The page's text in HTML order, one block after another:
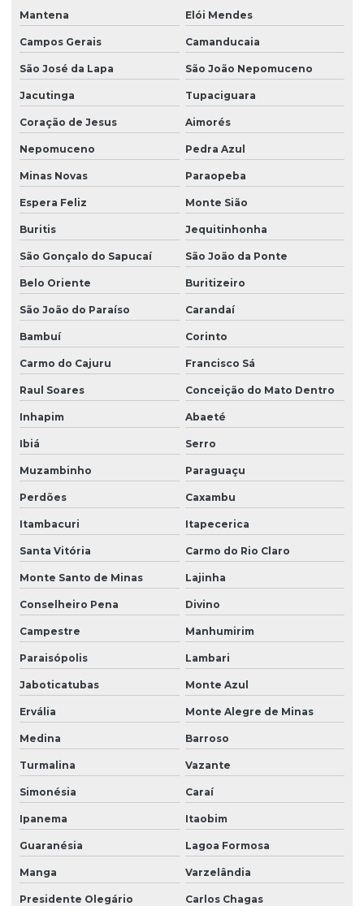
Mantena Elói Mendes
Campos Gerais Camanducaia
São José da Lapa São João Nepomuceno
Jacutinga Tupaciguara
Coração de Jesus Aimorés
Nepomuceno Pedra Azul
Minas Novas Paraopeba
Espera Feliz Monte Sião
Buritis Jequitinhonha
São Gonçalo do Sapucaí São João da Ponte
Belo Oriente Buritizeiro
São João do Paraíso Carandaí
Bambuí Corinto
Carmo do Cajuru Francisco Sá
Raul Soares Conceição do Mato Dentro
Inhapim Abaeté
Ibiá Serro
Muzambinho Paraguaçu
Perdões Caxambu
Itambacuri Itapecerica
Santa Vitória Carmo do Rio Claro
Monte Santo de Minas Lajinha
Conselheiro Pena Divino
Campestre Manhumirim
Paraisópolis Lambari
Jaboticatubas Monte Azul
Ervália Monte Alegre de Minas
Medina Barroso
Turmalina Vazante
Simonésia Caraí
Ipanema Itaobim
Guaranésia Lagoa Formosa
Manga Varzelândia
Presidente Olegário Carlos Chagas